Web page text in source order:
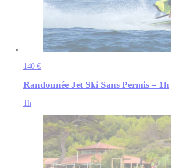
140 €
Randonnée Jet Ski Sans Permis – 1h
1h